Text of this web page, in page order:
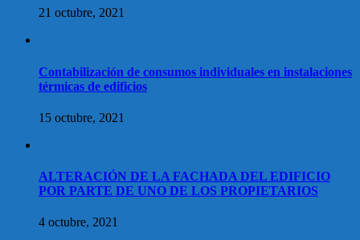
21 octubre, 2021
Contabilización de consumos individuales en instalaciones
térmicas de edificios
15 octubre, 2021
ALTERACIÓN DE LA FACHADA DEL EDIFICIO
POR PARTE DE UNO DE LOS PROPIETARIOS
4 octubre, 2021